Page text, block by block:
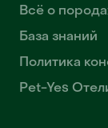
Всё о
База знаний
Политика
Pet-Yes